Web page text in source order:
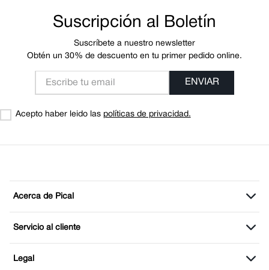
Suscripción al Boletín
Suscríbete a nuestro newsletter
Obtén un 30% de descuento en tu primer pedido online.
ENVIAR
Acepto haber leido las políticas de privacidad.
Acerca de Pical
Servicio al cliente
Legal